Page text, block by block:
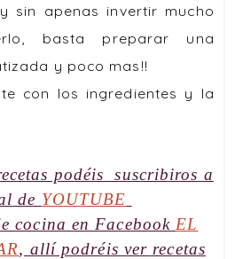
sin apenas invertir mucho
basta preparar una
y poco mas!!
con los ingredientes y la
podéis suscribiros a
de YOUTUBE
cocina en Facebook EL
, allí podréis ver recetas